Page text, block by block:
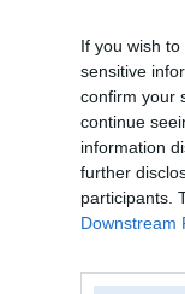
If you wish
sensitive
confirm your
continue
information
further
participants.
Downstream